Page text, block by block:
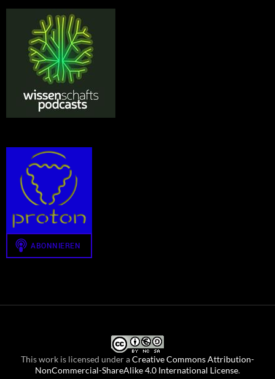
This work is licensed under aCreative Commons Attribution-
NonCommercial-ShareAlike 4.0 International License.